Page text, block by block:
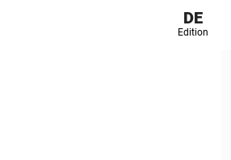
DE
Edition